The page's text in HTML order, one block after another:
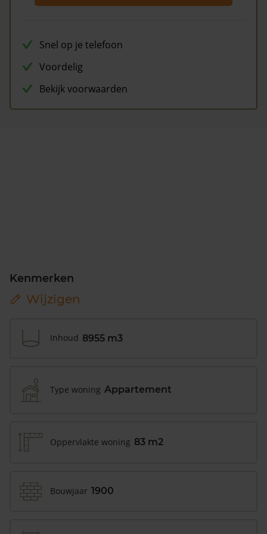
Snel op je telefoon
Voordelig
Bekijk voorwaarden
Kenmerken
Wijzigen
Inhoud 8955 m3
Type woning Appartement
Oppervlakte woning 83 m2
Bouwjaar 1900